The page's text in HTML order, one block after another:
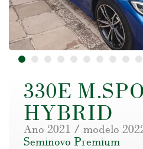
330E
HYBRID
Ano 2021 / modelo
Seminovo Premium